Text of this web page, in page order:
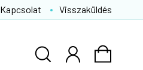
Kapcsolat Visszaküldés